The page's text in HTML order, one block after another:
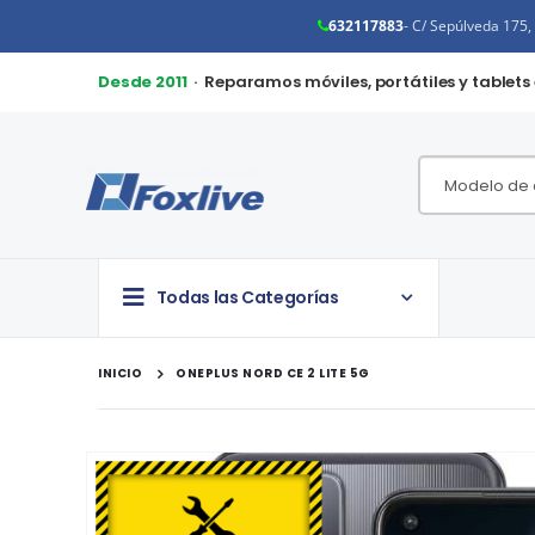
632117883- C/ Sepúlveda
Desde 2011· Reparamos móviles, portátiles y tablets
Todas las Categorías
INICIO ONEPLUS NORD CE 2 LITE 5G
Saltar
al
final